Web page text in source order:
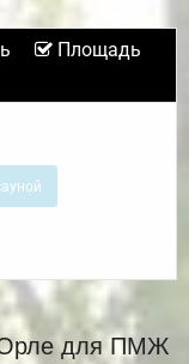
Площадь
Орле для ПМЖ